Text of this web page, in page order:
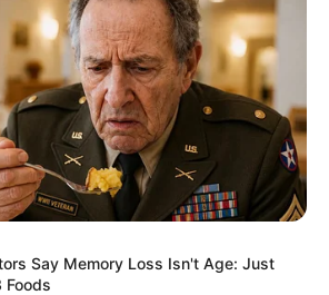
Say Memory Loss Isn't Age: Just
Foods